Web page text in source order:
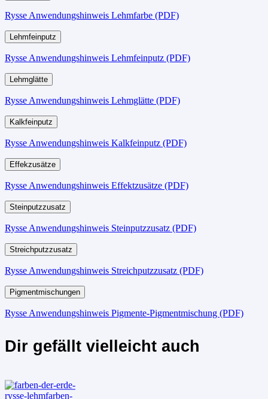
Rysse Anwendungshinweis Lehmfarbe (PDF)
Lehmfeinputz
Rysse Anwendungshinweis Lehmfeinputz (PDF)
Lehmglätte
Rysse Anwendungshinweis Lehmglätte (PDF)
Kalkfeinputz
Rysse Anwendungshinweis Kalkfeinputz (PDF)
Effekzusätze
Rysse Anwendungshinweis Effektzusätze (PDF)
Steinputzzusatz
Rysse Anwendungshinweis Steinputzzusatz (PDF)
Streichputzzusatz
Rysse Anwendungshinweis Streichputzzusatz (PDF)
Pigmentmischungen
Rysse Anwendungshinweis Pigmente-Pigmentmischung (PDF)
Dir gefällt vielleicht auch